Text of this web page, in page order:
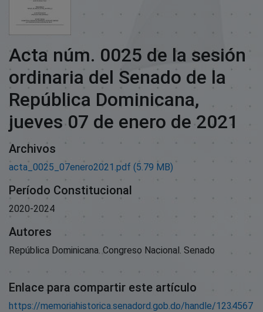
Acta núm. 0025 de la sesión
ordinaria del Senado de la
República Dominicana,
jueves 07 de enero de 2021
Archivos
acta_0025_07enero2021.pdf (5.79 MB)
Período Constitucional
2020-2024
Autores
República Dominicana. Congreso Nacional. Senado
Enlace para compartir este artículo
https://memoriahistorica.senadord.gob.do/handle/1234567